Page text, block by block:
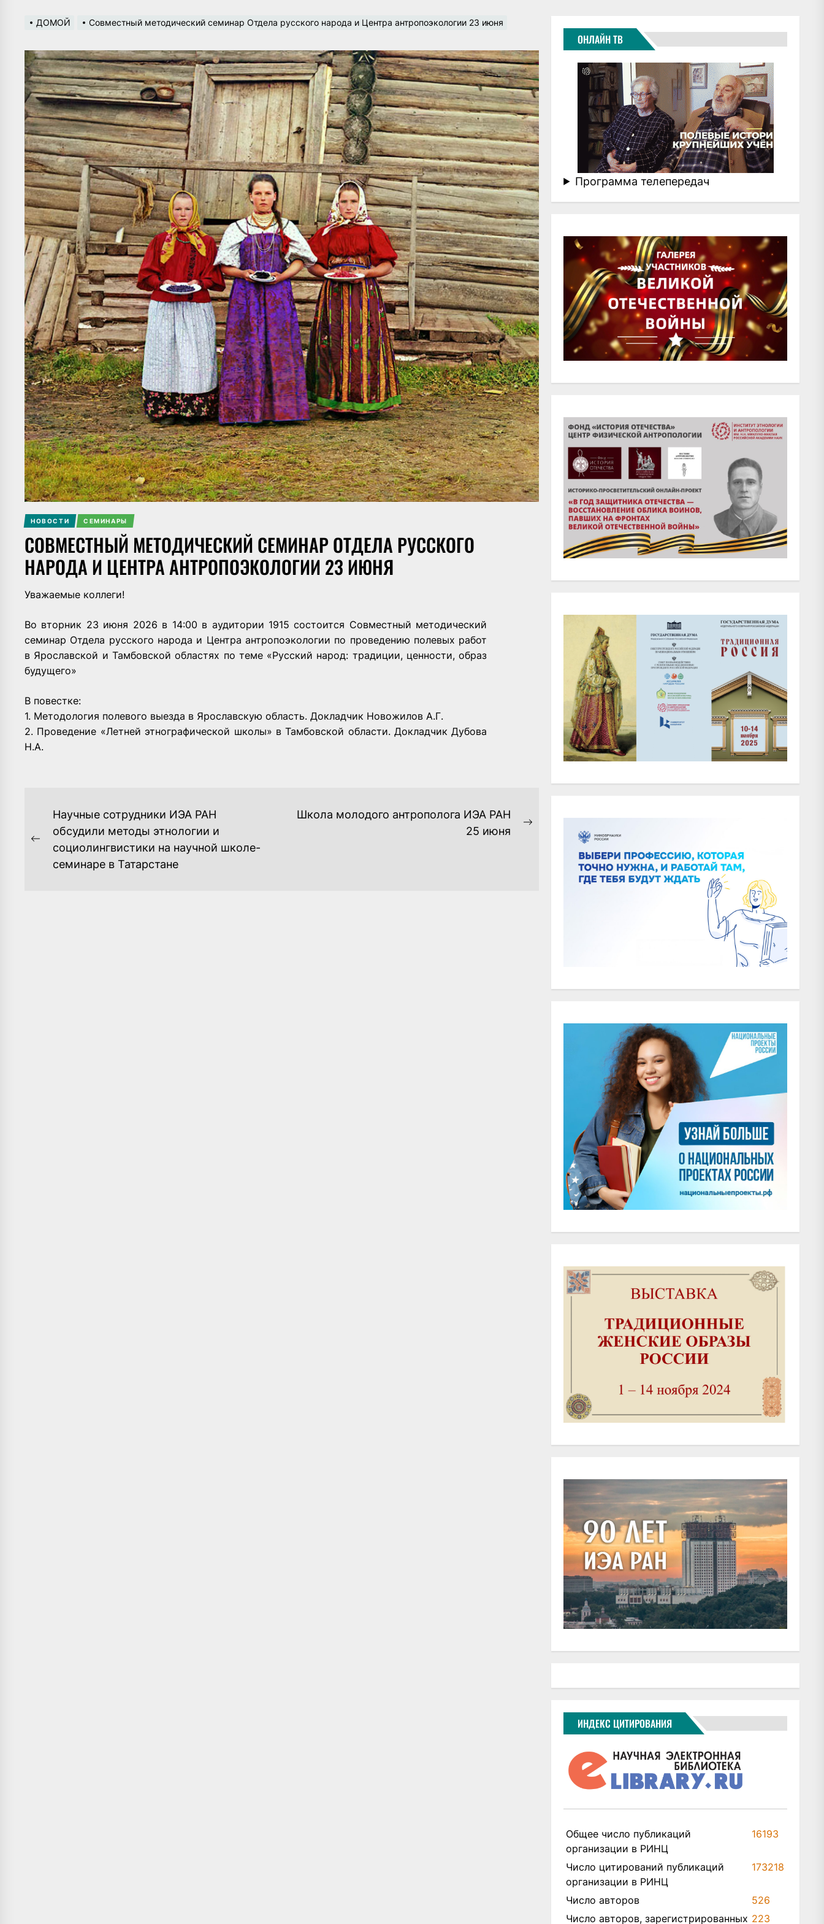
ДОМОЙ Совместный методический семинар Отдела русского народа и Центра антропоэкологии 23 июня
НОВОСТИ СЕМИНАРЫ
СОВМЕСТНЫЙ МЕТОДИЧЕСКИЙ СЕМИНАР ОТДЕЛА РУССКОГО
НАРОДА И ЦЕНТРА АНТРОПОЭКОЛОГИИ 23 ИЮНЯ
Уважаемые коллеги!
Во вторник 23 июня 2026 в 14:00 в аудитории 1915 состоится Совместный методический
семинар Отдела русского народа и Центра антропоэкологии по проведению полевых работ
в Ярославской и Тамбовской областях по теме «Русский народ: традиции, ценности, образ
будущего»
В повестке:
1. Методология полевого выезда в Ярославскую область. Докладчик Новожилов А.Г.
2. Проведение «Летней этнографической школы» в Тамбовской области. Докладчик Дубова
Н.А.
НАВИГАЦИЯ
ПО
ЗАПИСЯМ
Previous
post:
Научные сотрудники ИЭА РАН
обсудили методы этнологии и
социолингвистики на научной школе-
семинаре в Татарстане
Школа молодого антрополога ИЭА РАН
25 июня
ОНЛАЙН ТВ
Программа телепередач
ИНДЕКС ЦИТИРОВАНИЯ
Общее число публикаций
организации в РИНЦ
16193
Число цитирований публикаций
организации в РИНЦ
173218
Число авторов
526
Число авторов, зарегистрированных 223